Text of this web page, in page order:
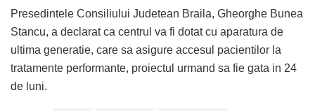
Presedintele Consiliului Judetean Braila, Gheorghe Bunea
Stancu, a declarat ca centrul va fi dotat cu aparatura de
ultima generatie, care sa asigure accesul pacientilor la
tratamente performante, proiectul urmand sa fie gata in 24
de luni.